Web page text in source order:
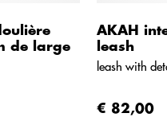
de large
AKAH
leash
leash with
€ 82,00